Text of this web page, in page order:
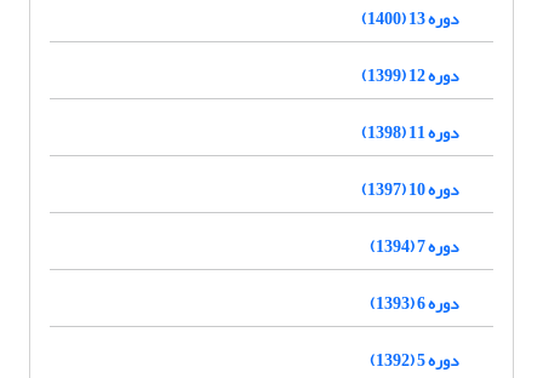
دوره 13 (1400)
دوره 12 (1399)
دوره 11 (1398)
دوره 10 (1397)
دوره 7 (1394)
دوره 6 (1393)
دوره 5 (1392)